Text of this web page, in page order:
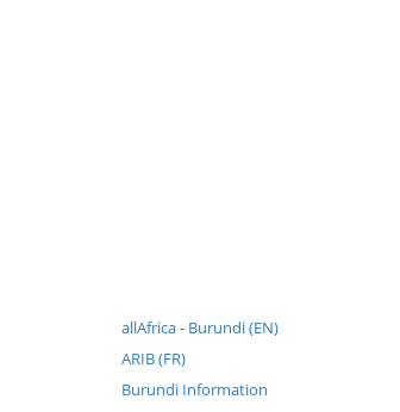
allAfrica - Burundi (EN)
ARIB (FR)
Burundi Information